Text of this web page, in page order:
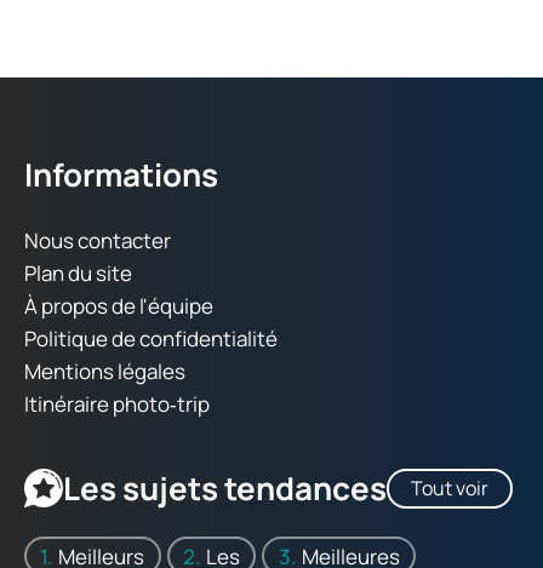
Informations
Nous contacter
Plan du site
À propos de l'équipe
Politique de confidentialité
Mentions légales
Itinéraire photo‑trip
Les sujets tendances Tout voir
Meilleurs Les
Meilleures